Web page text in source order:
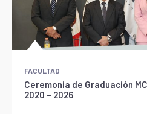
FACULTAD
Ceremonia de Graduación
2020 – 2026